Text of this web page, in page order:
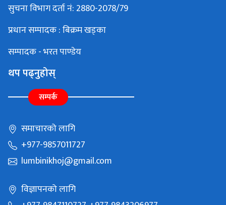
सुचना विभाग दर्ता नं: 2880-2078/79
प्रधान सम्पादक : बिक्रम खड्का
सम्पादक - भरत पाण्डेय
थप पढ्नुहोस्
सम्पर्क
समाचारको लागि
+977-9857011727
lumbinikhoj@gmail.com
विज्ञापनको लागि